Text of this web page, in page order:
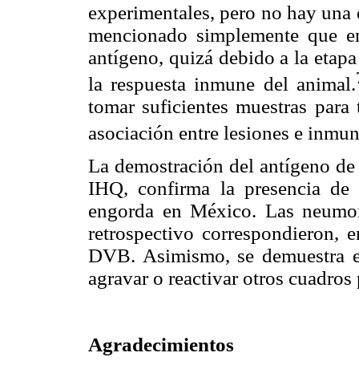
experimentales, pero no hay
mencionado simplemente que
antígeno, quizá debido a la
la respuesta inmune del animal.
tomar suficientes muestras
asociación entre lesiones e
La demostración del antígeno
IHQ, confirma la presencia
engorda en México. Las
retrospectivo correspondieron,
DVB. Asimismo, se
agravar o reactivar otros
Agradecimientos